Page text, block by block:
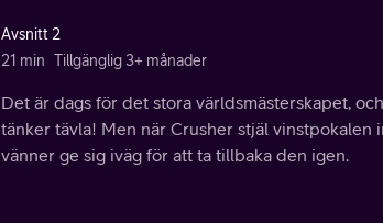
Avsnitt 2
21 min Tillgänglig 3+ månader
Det är dags för det stora världsmästerskapet,
tänker tävla! Men när Crusher stjäl vinstpokalen
vänner ge sig iväg för att ta tillbaka den igen.